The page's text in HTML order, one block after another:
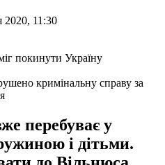
2020, 11:30
кримінальну справу за
перебуває у
і дітьми.